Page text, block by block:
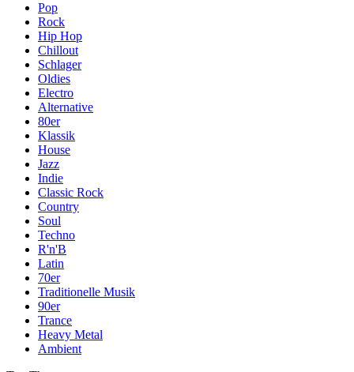
Pop
Rock
Hip Hop
Chillout
Schlager
Oldies
Electro
Alternative
80er
Klassik
House
Jazz
Indie
Classic Rock
Country
Soul
Techno
R'n'B
Latin
70er
Traditionelle Musik
90er
Trance
Heavy Metal
Ambient